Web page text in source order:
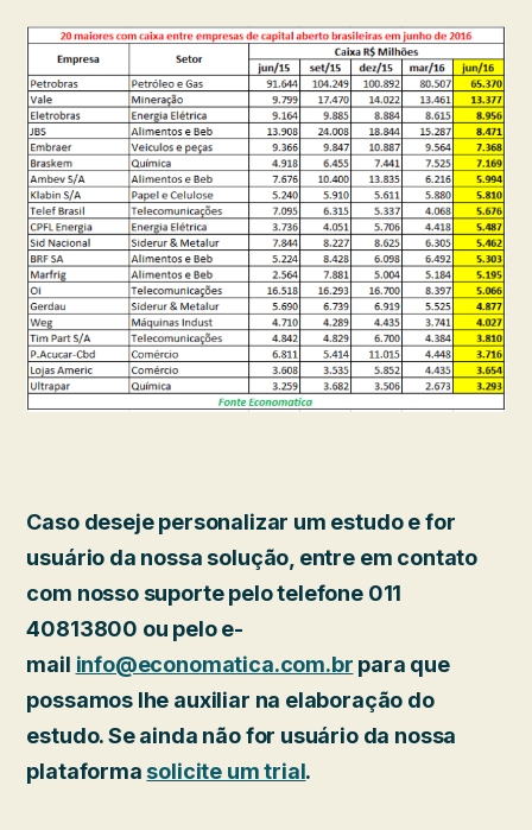
Caso deseje personalizar um estudo e for
usuário da nossa solução, entre em contato
com nosso suporte pelo telefone 011
40813800 ou pelo e-
mail info@economatica.com.br para que
possamos lhe auxiliar na elaboração do
estudo. Se ainda não for usuário da nossa
plataformasolicite um trial.